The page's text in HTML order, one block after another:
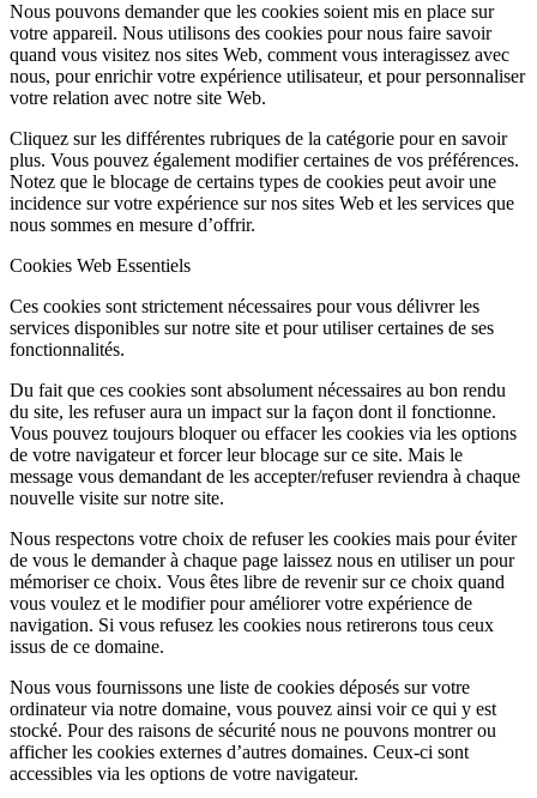
Nous pouvons demander que les cookies soient mis en place sur
votre appareil. Nous utilisons des cookies pour nous faire savoir
quand vous visitez nos sites Web, comment vous interagissez avec
nous, pour enrichir votre expérience utilisateur, et pour personnaliser
votre relation avec notre site Web.
Cliquez sur les différentes rubriques de la catégorie pour en savoir
plus. Vous pouvez également modifier certaines de vos préférences.
Notez que le blocage de certains types de cookies peut avoir une
incidence sur votre expérience sur nos sites Web et les services que
nous sommes en mesure d’offrir.
Cookies Web Essentiels
Ces cookies sont strictement nécessaires pour vous délivrer les
services disponibles sur notre site et pour utiliser certaines de ses
fonctionnalités.
Du fait que ces cookies sont absolument nécessaires au bon rendu
du site, les refuser aura un impact sur la façon dont il fonctionne.
Vous pouvez toujours bloquer ou effacer les cookies via les options
de votre navigateur et forcer leur blocage sur ce site. Mais le
message vous demandant de les accepter/refuser reviendra à chaque
nouvelle visite sur notre site.
Nous respectons votre choix de refuser les cookies mais pour éviter
de vous le demander à chaque page laissez nous en utiliser un pour
mémoriser ce choix. Vous êtes libre de revenir sur ce choix quand
vous voulez et le modifier pour améliorer votre expérience de
navigation. Si vous refusez les cookies nous retirerons tous ceux
issus de ce domaine.
Nous vous fournissons une liste de cookies déposés sur votre
ordinateur via notre domaine, vous pouvez ainsi voir ce qui y est
stocké. Pour des raisons de sécurité nous ne pouvons montrer ou
afficher les cookies externes d’autres domaines. Ceux-ci sont
accessibles via les options de votre navigateur.